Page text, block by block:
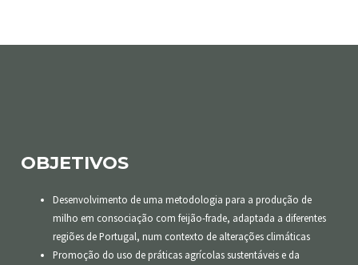
OBJETIVOS
Desenvolvimento de uma metodologia para a produção de
milho em consociação com feijão-frade, adaptada a diferentes
regiões de Portugal, num contexto de alterações climáticas
Promoção do uso de práticas agrícolas sustentáveis e da